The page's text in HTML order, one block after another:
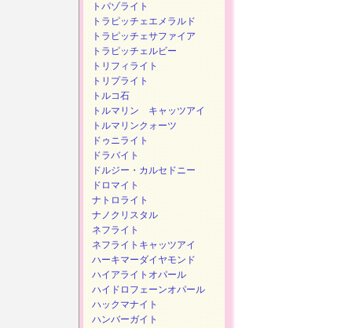
トパゾライト
トラピッチェエメラルド
トラピッチェサファイア
トラピッチェルビー
トリフィライト
トリプライト
トルコ石
トルマリン キャッツアイ
トルマリンクォーツ
ドゥニライト
ドラバイト
ドルジー・カルセドニー
ドロマイト
ナトロライト
ナノクリスタル
ネフライト
ネフライトキャッツアイ
ハーキマーダイヤモンド
ハイアライトオパール
ハイドロフェーンオパール
ハックマナイト
ハンバーガイト